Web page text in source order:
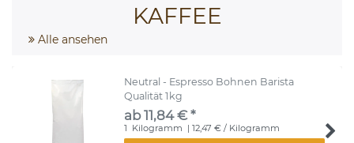
KAFFEE
Alle ansehen
Neutral - Espresso Bohnen Barista
Qualität 1kg
ab 11,84 € *
1 Kilogramm | 12,47 € / Kilogramm